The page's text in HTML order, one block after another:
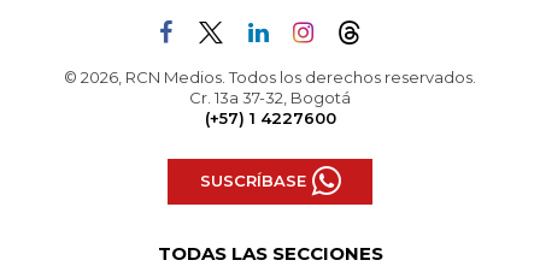
© 2026, RCN Medios. Todos los derechos reservados.
Cr. 13a 37-32, Bogotá
(+57) 1 4227600
SUSCRÍBASE
TODAS LAS SECCIONES